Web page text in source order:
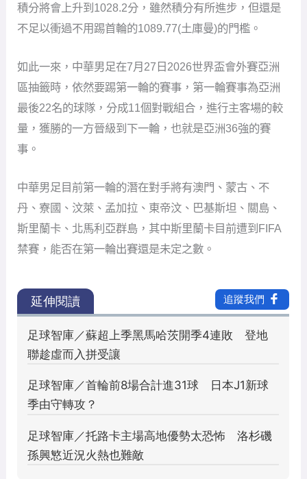
積分將會上升到1028.2分，雖然積分有所進步，但還是
不足以衝過不用踢首輪的1089.77(土庫曼)的門檻。
如此一來，中華男足在7月27日2026世界盃會外賽亞洲
區抽籤時，依然要踢第一輪的賽事，第一輪賽事為亞洲
最後22名的球隊，分成11個對戰組合，進行主客場的較
量，獲勝的一方晉級到下一輪，也就是亞洲36強的賽
事。
中華男足目前第一輪的潛在對手將有澳門、蒙古、不
丹、寮國、汶萊、孟加拉、東帝汶、巴基斯坦、關島、
斯里蘭卡、北馬利亞群島，其中斯里蘭卡目前遭到FIFA
禁賽，能否在第一輪出賽還是未定之數。